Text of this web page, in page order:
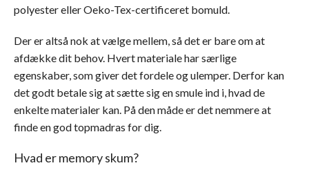
polyester eller Oeko-Tex-certificeret bomuld.
Der er altså nok at vælge mellem, så det er bare om at
afdække dit behov. Hvert materiale har særlige
egenskaber, som giver det fordele og ulemper. Derfor kan
det godt betale sig at sætte sig en smule ind i, hvad de
enkelte materialer kan. På den måde er det nemmere at
finde en god topmadras for dig.
Hvad er memory skum?